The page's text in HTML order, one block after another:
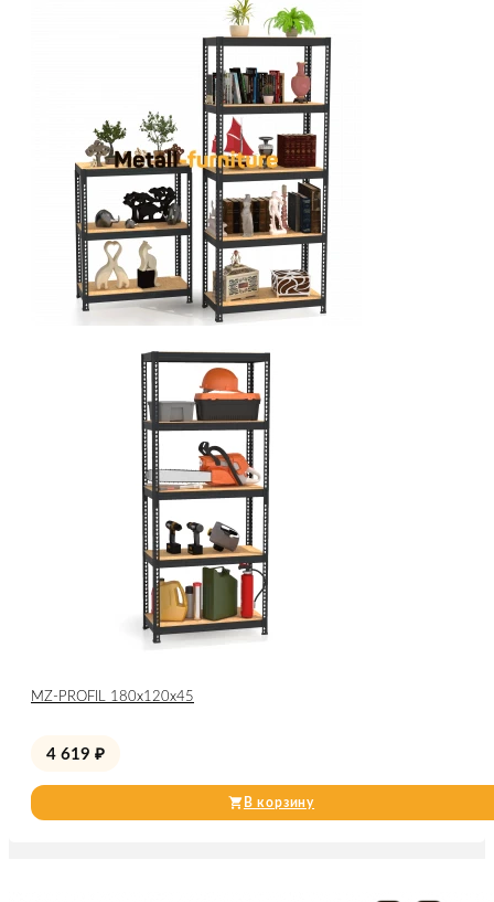
МZ-PROFIL 180х120х45
4 619 ₽
В корзину